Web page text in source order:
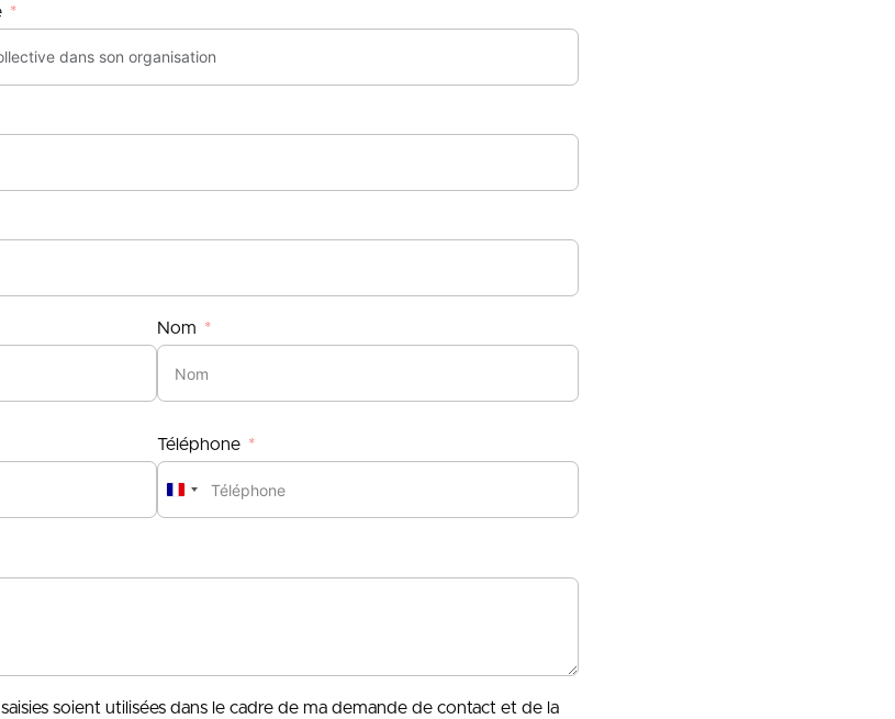
Nom
Téléphone
France
+33
soient utilisées dans le cadre de ma demande de contact et de la